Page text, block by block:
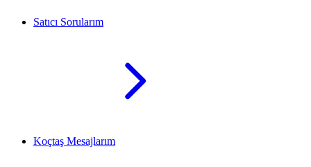
Satıcı Sorularım
Koçtaş Mesajlarım